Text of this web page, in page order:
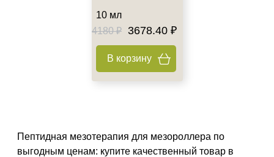
10 мл
4180 ₽
3678.40 ₽
В корзину
Пептидная мезотерапия для мезороллера по
выгодным ценам: купите качественный товар в